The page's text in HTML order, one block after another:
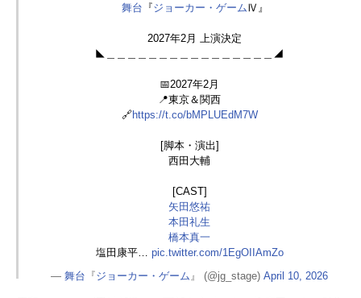
舞台 『ジョーカー・ゲームⅣ』
2027年2月 上演決定
◣＿＿＿＿＿＿＿＿＿＿＿＿＿＿＿＿◢
📅2027年2月
📍東京＆関西
🔗https://t.co/bMPLUEdM7W
[脚本・演出]
西田大輔
[CAST]
矢田悠祐
本田礼生
橋本真一
塩田康平… pic.twitter.com/1EgOIIAmZo
—舞台 『ジョーカー・ゲーム 』 (@jg_stage)April 10, 2026